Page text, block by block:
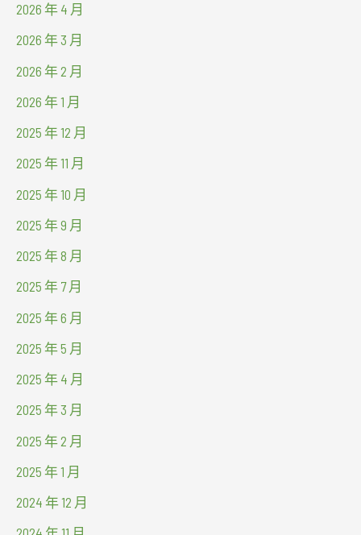
2026 年 4 月
2026 年 3 月
2026 年 2 月
2026 年 1 月
2025 年 12 月
2025 年 11 月
2025 年 10 月
2025 年 9 月
2025 年 8 月
2025 年 7 月
2025 年 6 月
2025 年 5 月
2025 年 4 月
2025 年 3 月
2025 年 2 月
2025 年 1 月
2024 年 12 月